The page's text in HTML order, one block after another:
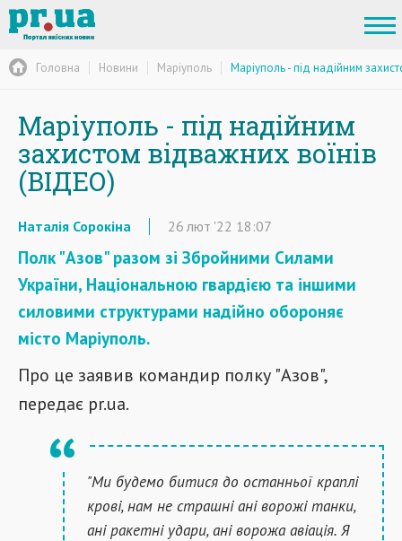
Головна Новини Маріуполь Маріуполь - під надійним
Маріуполь - під надійним
захистом відважних воїнів
(ВІДЕО)
Наталія Сорокіна 26 лют '22 18:07
Полк "Азов" разом зі Збройними Силами
України, Національною гвардією та іншими
силовими структурами надійно обороняє
місто Маріуполь.
Про це заявив командир полку "Азов",
передає pr.ua.
"Ми будемо битися до останньої краплі
крові, нам не страшні ані ворожі танки,
ані ракетні удари, ані ворожа авіація. Я